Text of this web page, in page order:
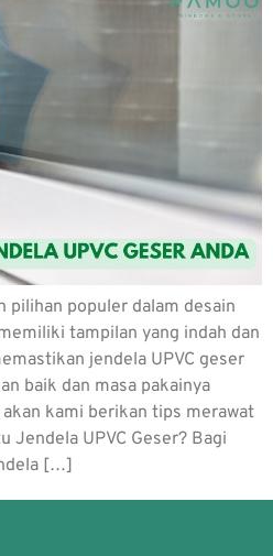
pilihan populer dalam desain
tampilan yang indah dan
jendela UPVC geser
baik dan masa pakainya
kami berikan tips merawat
Jendela UPVC Geser? Bagi
[…]